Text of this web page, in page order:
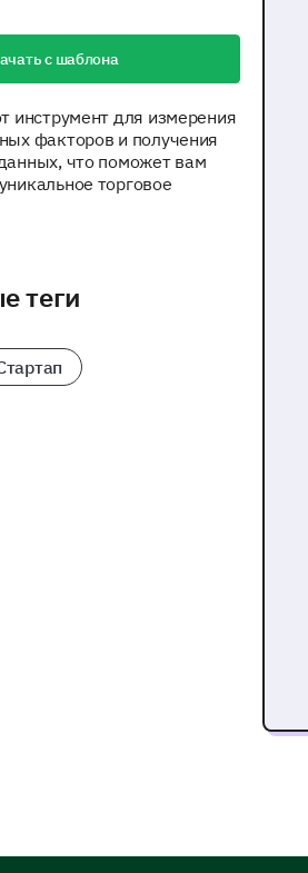
с шаблона
инструмент для измерения
факторов и получения
что поможет вам
торговое
теги